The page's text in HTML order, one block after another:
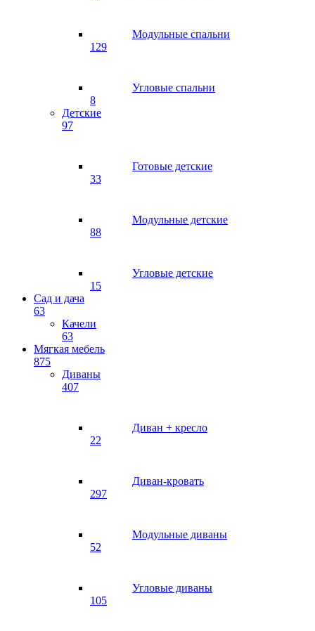
Модульные спальни
129
Угловые спальни
8
Детские
97
Готовые детские
33
Модульные детские
88
Угловые детские
15
Сад и дача
63
Качели
63
Мягкая мебель
875
Диваны
407
Диван + кресло
22
Диван-кровать
297
Модульные диваны
52
Угловые диваны
105